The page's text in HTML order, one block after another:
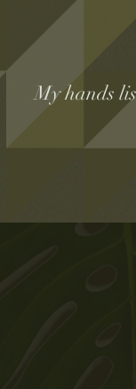
My hands